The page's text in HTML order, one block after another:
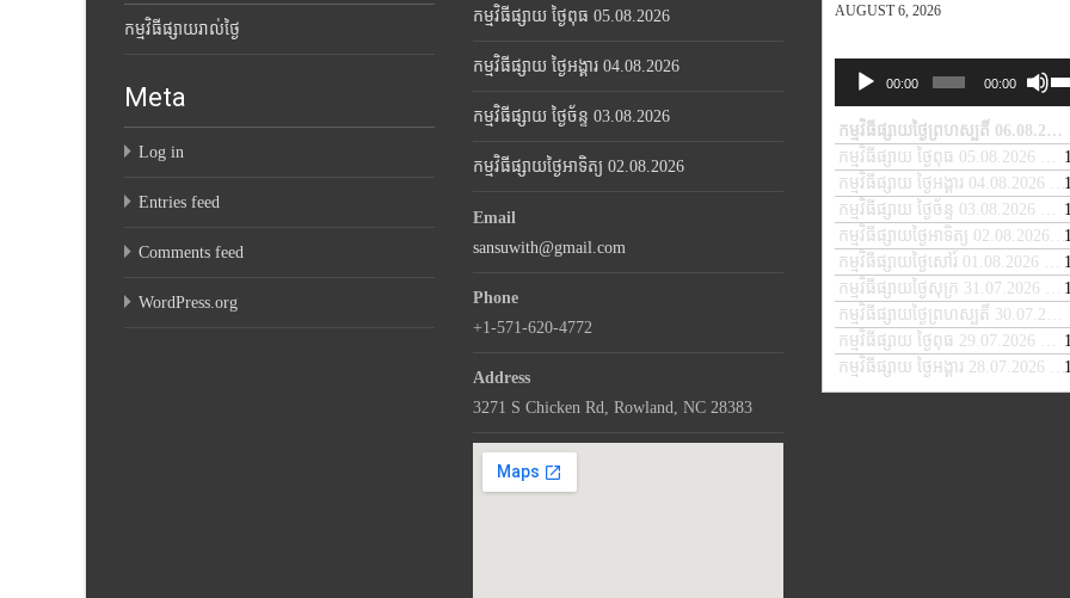
កម្មវិធីផ្សាយ ថ្ងៃពុធ 05.08.2026
កម្មវិធីផ្សាយ ថ្ងៃអង្គារ 04.08.2026
កម្មវិធីផ្សាយ ថ្ងៃច័ន្ទ 03.08.2026
កម្មវិធីផ្សាយថ្ងៃអាទិត្យ 02.08.2026
AUGUST 6, 2026
Audio
Player
00:00 00:00
to
or
កម្មវិធីផ្សាយថ្ងៃព្រហស្បតិ៍ 06.08.2026
កម្មវិធីផ្សាយ ថ្ងៃពុធ 05.08.2026
—
កម្មវិធីផ្សាយ ថ្ងៃអង្គារ 04.08.2026
—
កម្មវិធីផ្សាយ ថ្ងៃច័ន្ទ 03.08.2026
—
កម្មវិធីផ្សាយថ្ងៃអាទិត្យ 02.08.2026
កម្មវិធីផ្សាយថ្ងៃសៅរ៍ 01.08.2026
—
កម្មវិធីផ្សាយថ្ងៃសុក្រ 31.07.2026
—
កម្មវិធីផ្សាយ ថ្ងៃពុធ 29.07.2026
—
កម្មវិធីផ្សាយ ថ្ងៃអង្គារ 28.07.2026
—
កម្មវិធីផ្សាយរាល់ថ្ងៃ
Meta
Log in
Entries feed
Comments feed
WordPress.org
Email
sansuwith@gmail.com
Phone
+1-571-620-4772
Address
3271 S Chicken Rd, Rowland, NC 28383